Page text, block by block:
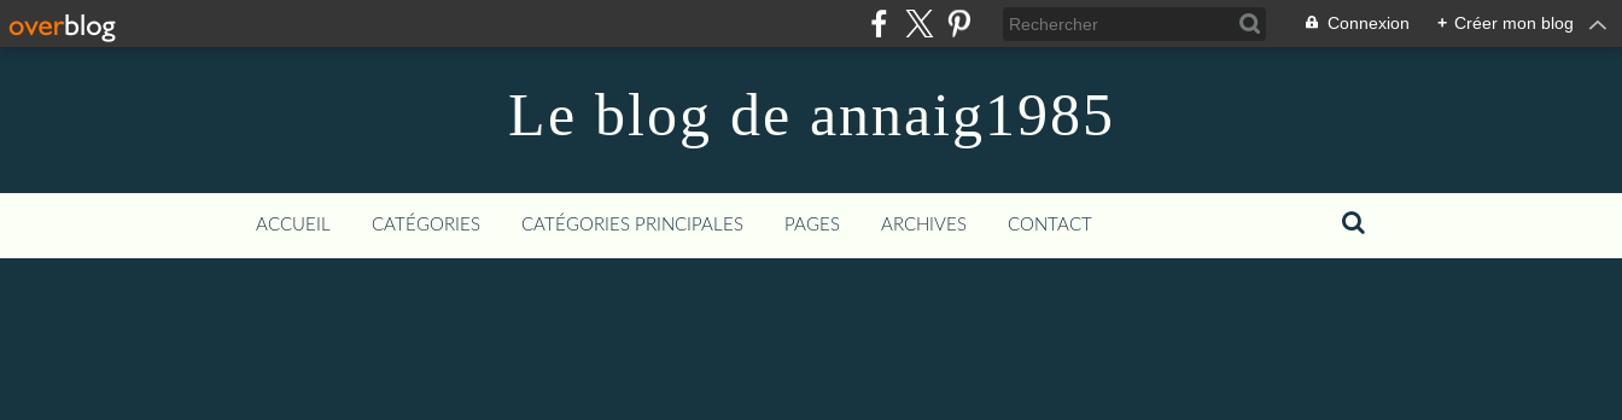
Connexion + Créer mon blog
Le blog de annaig1985
ACCUEIL CATÉGORIES CATÉGORIES PRINCIPALES PAGES ARCHIVES CONTACT